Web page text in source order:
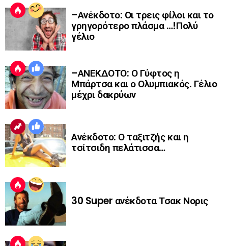
–Ανέκδοτο: Οι τρεις φίλοι και το
γρηγορότερο πλάσμα …!Πολύ
γέλιο
–ΑΝΕΚΔΟΤΟ: Ο Γύφτος η
Μπάρτσα και ο Ολυμπιακός. Γέλιο
μέχρι δακρύων
Ανέκδοτο: Ο ταξιτζής και η
τσίτσιδη πελάτισσα…
30 Super ανέκδοτα Τσακ Νορις